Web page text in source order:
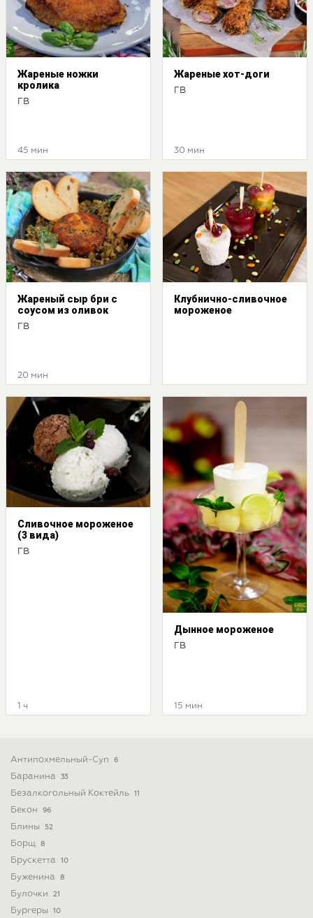
Жареные ножки
кролика
ГВ
45 мин
Жареные хот-доги
ГВ
30 мин
Жареный сыр бри с
соусом из оливок
ГВ
20 мин
Клубнично-сливочное
мороженое
Сливочное мороженое
(3 вида)
ГВ
1 ч
Дынное мороженое
ГВ
15 мин
Антипохмельный-Суп 6
Баранина 33
Безалкогольный Коктейль 11
Бекон 96
Блины 52
Борщ 8
Брускетта 10
Буженина 8
Булочки 21
Бургеры 10